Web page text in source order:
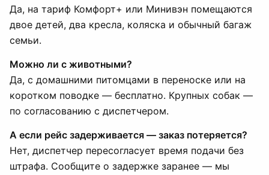
Да, на тариф Комфорт+ или Минивэн помещаются
двое детей, два кресла, коляска и обычный багаж
семьи.
Можно ли с животными?
Да, с домашними питомцами в переноске или на
коротком поводке — бесплатно. Крупных собак —
по согласованию с диспетчером.
А если рейс задерживается — заказ потеряется?
Нет, диспетчер пересогласует время подачи без
штрафа. Сообщите о задержке заранее — мы